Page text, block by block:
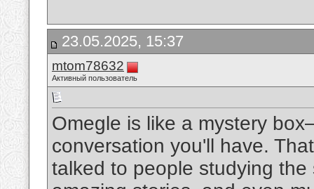
23.05.2025, 15:37
mtom78632
Активный пользователь
Omegle is like a mystery
conversation you'll have.
talked to people studying